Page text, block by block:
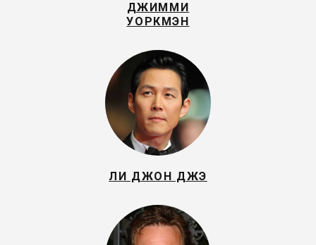
ДЖИММИ
УОРКМЭН
ЛИ ДЖОН ДЖЭ